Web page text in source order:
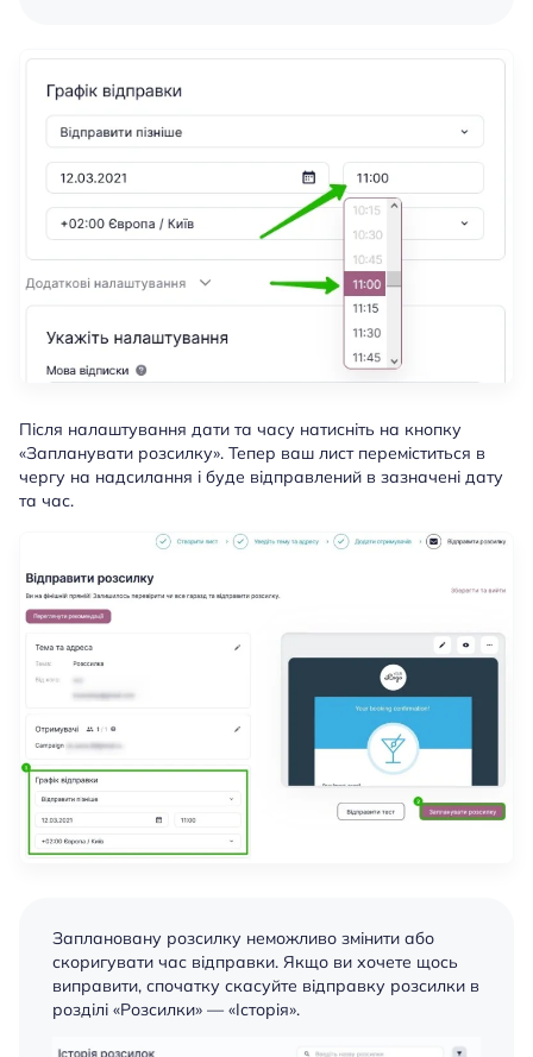
Після налаштування дати та часу натисніть на кнопку
«Запланувати розсилку». Тепер ваш лист переміститься в
чергу на надсилання і буде відправлений в зазначені дату
та час.
Заплановану розсилку неможливо змінити або
скоригувати час відправки. Якщо ви хочете щось
виправити, спочатку скасуйте відправку розсилки в
розділі «Розсилки» — «Iсторiя».